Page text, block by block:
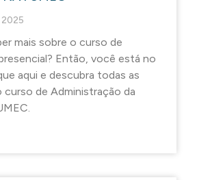
mais sobre o curso de
Então, você está no
aqui e descubra todas as
curso de Administração da